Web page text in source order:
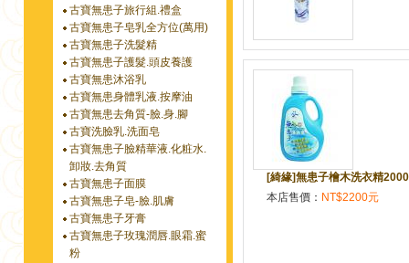
古寶無患子旅行組.禮盒
古寶無患子皂乳全方位(萬用)
古寶無患子洗髮精
古寶無患子護髮.頭皮養護
古寶無患沐浴乳
古寶無患身體乳液.按摩油
古寶無患去角質-臉.身.腳
古寶洗臉乳.洗面皂
古寶無患子臉精華液.化粧水.
卸妝.去角質
古寶無患子面膜
古寶無患子皂-臉.肌膚
古寶無患子牙膏
古寶無患子玫瑰潤唇.眼霜.蜜
粉
[綺緣]無患子檜木洗衣精
本店售價： NT$2200元